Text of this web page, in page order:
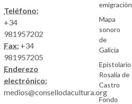
Teléfono:
+34
981957202
Fax: +34
981957205
Enderezo
electrónico:
medios@consellodacultura.org
emigración
Mapa
sonoro
de
Galicia
Epistolario
Rosalía de
Castro
Fondo